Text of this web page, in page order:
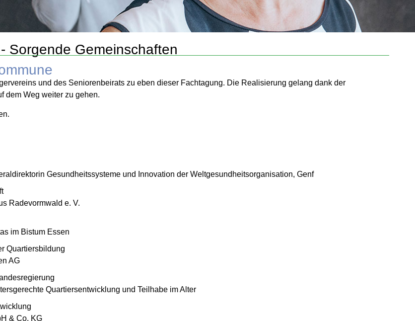
Sorgende Gemeinschaften
und des Seniorenbeirats zu eben dieser Fachtagung. Die Realisierung gelang dank der
dem Weg weiter zu gehen.
Gesundheitssysteme und Innovation der Weltgesundheitsorganisation, Genf
Radevormwald e. V.
im Bistum Essen
Quartiersbildung
AG
Quartiersentwicklung und Teilhabe im Alter
& Co. KG